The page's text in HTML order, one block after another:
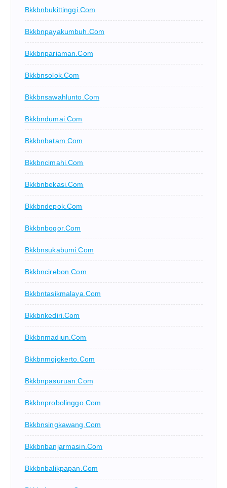
Bkkbnbukittinggi.com
Bkkbnpayakumbuh.com
Bkkbnpariaman.com
Bkkbnsolok.com
Bkkbnsawahlunto.com
Bkkbndumai.com
Bkkbnbatam.com
Bkkbncimahi.com
Bkkbnbekasi.com
Bkkbndepok.com
Bkkbnbogor.com
Bkkbnsukabumi.com
Bkkbncirebon.com
Bkkbntasikmalaya.com
Bkkbnkediri.com
Bkkbnmadiun.com
Bkkbnmojokerto.com
Bkkbnpasuruan.com
Bkkbnprobolinggo.com
Bkkbnsingkawang.com
Bkkbnbanjarmasin.com
Bkkbnbalikpapan.com